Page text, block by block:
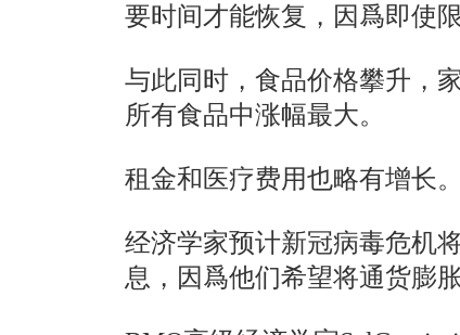
要时间才能恢复，因爲即使
与此同时，食品价格攀升，
所有食品中涨幅最大。
租金和医疗费用也略有增长。
经济学家预计新冠病毒危机
息，因爲他们希望将通货膨